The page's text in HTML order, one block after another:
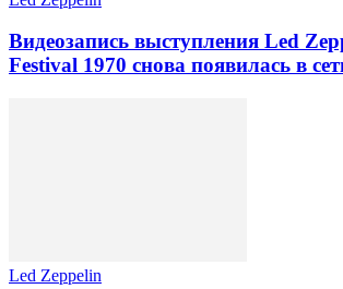
Видеозапись выступления Led
Festival 1970 снова появилась в
Led Zeppelin